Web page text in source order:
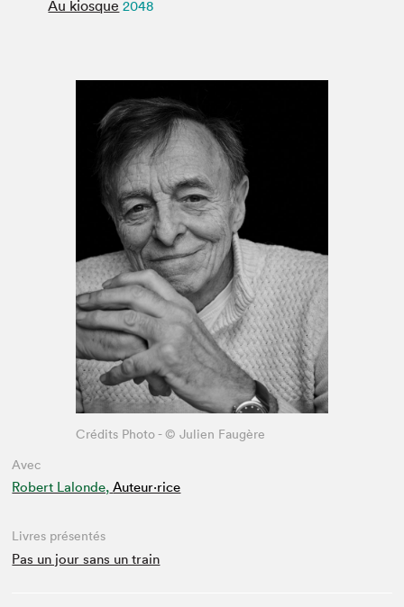
Espace exposant⋅e⋅s
Archives
Au kiosque 2048
Avec
Robert Lalonde, Auteur·rice
Crédits Photo - © Julien Faugère
Livres présentés
Pas un jour sans un train